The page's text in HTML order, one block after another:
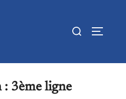
Rechercher :
: 3ème ligne